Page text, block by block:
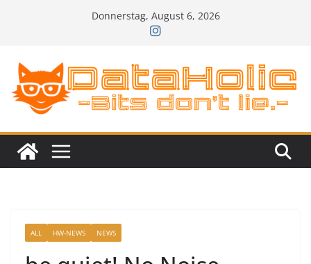
Donnerstag, August 6, 2026
ALL HW-NEWS NEWS